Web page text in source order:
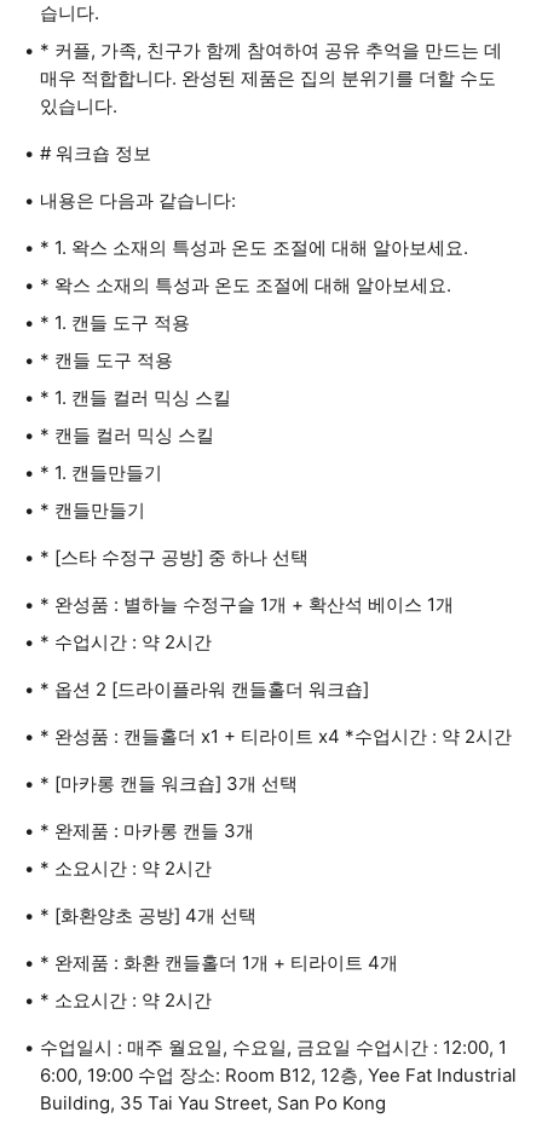
습니다.
* 커플, 가족, 친구가 함께 참여하여 공유 추억을 만드는 데
매우 적합합니다. 완성된 제품은 집의 분위기를 더할 수도
있습니다.
# 워크숍 정보
내용은 다음과 같습니다:
* 1. 왁스 소재의 특성과 온도 조절에 대해 알아보세요.
* 왁스 소재의 특성과 온도 조절에 대해 알아보세요.
* 1. 캔들 도구 적용
* 캔들 도구 적용
* 1. 캔들 컬러 믹싱 스킬
* 캔들 컬러 믹싱 스킬
* 1. 캔들만들기
* 캔들만들기
* [스타 수정구 공방] 중 하나 선택
* 완성품 : 별하늘 수정구슬 1개 + 확산석 베이스 1개
* 수업시간 : 약 2시간
* 옵션 2 [드라이플라워 캔들홀더 워크숍]
* 완성품 : 캔들홀더 x1 + 티라이트 x4 *수업시간 : 약 2시간
* [마카롱 캔들 워크숍] 3개 선택
* 완제품 : 마카롱 캔들 3개
* 소요시간 : 약 2시간
* [화환양초 공방] 4개 선택
* 완제품 : 화환 캔들홀더 1개 + 티라이트 4개
* 소요시간 : 약 2시간
수업일시 : 매주 월요일, 수요일, 금요일 수업시간 : 12:00, 1
6:00, 19:00 수업 장소: Room B12, 12층, Yee Fat Industrial
Building, 35 Tai Yau Street, San Po Kong